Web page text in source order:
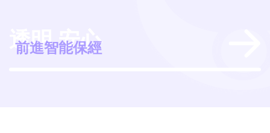
透明 安心
前進智能保經